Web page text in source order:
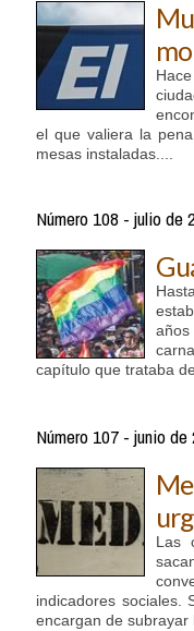
el que valiera la
mesas instaladas....
Número 108 - julio de
capítulo que trataba
Número 107 - junio de
Las
indicadores sociales.
encargan de subrayar